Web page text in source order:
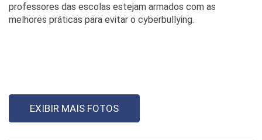
professores das escolas estejam armados com as
melhores práticas para evitar o cyberbullying.
EXIBIR MAIS FOTOS